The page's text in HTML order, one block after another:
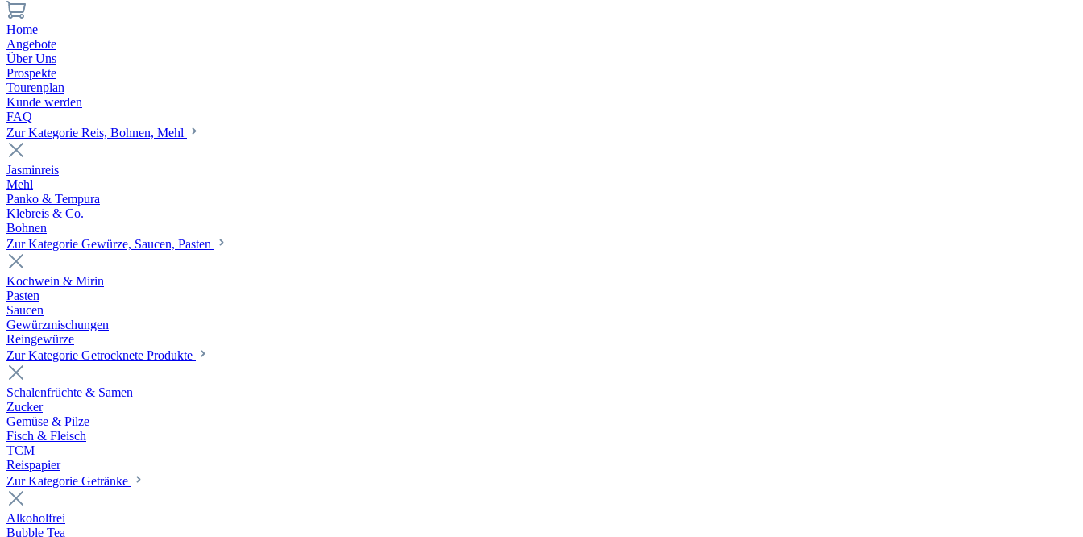
Home
Angebote
Über Uns
Prospekte
Tourenplan
Kunde werden
FAQ
Zur Kategorie Reis, Bohnen, Mehl
Jasminreis
Mehl
Panko & Tempura
Klebreis & Co.
Bohnen
Zur Kategorie Gewürze, Saucen, Pasten
Kochwein & Mirin
Pasten
Saucen
Gewürzmischungen
Reingewürze
Zur Kategorie Getrocknete Produkte
Schalenfrüchte & Samen
Zucker
Gemüse & Pilze
Fisch & Fleisch
TCM
Reispapier
Zur Kategorie Getränke
Alkoholfrei
Bubble Tea